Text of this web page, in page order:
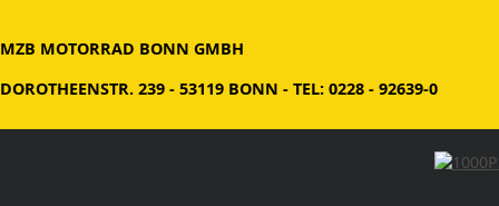
MZB MOTORRAD BONN GMBH
DOROTHEENSTR. 239 - 53119 BONN - TEL: 0228 - 92639-0